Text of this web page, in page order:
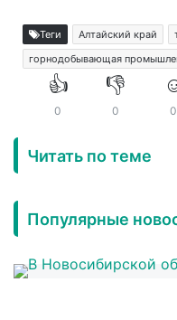
Теги Алтайский край
горнодобывающая
👍
0
👎
0 0
Читать по теме
Популярные